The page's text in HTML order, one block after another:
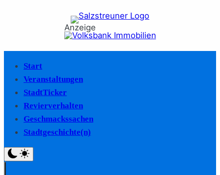
Anzeige
Start
Veranstaltungen
StadtTicker
Revierverhalten
Geschmackssachen
Stadtgeschichte(n)